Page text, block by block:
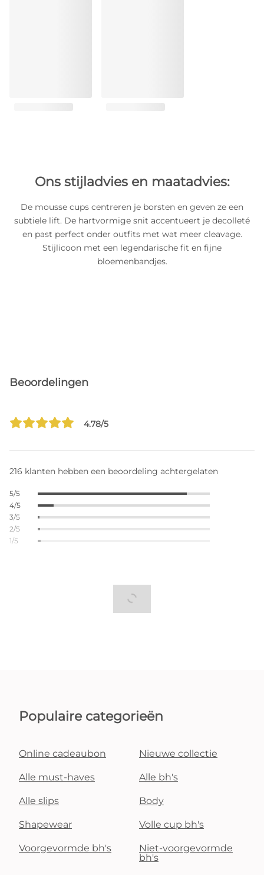
Ons stijladvies en maatadvies:
De mousse cups centreren je borsten en geven ze een
subtiele lift. De hartvormige snit accentueert je decolleté
en past perfect onder outfits met wat meer cleavage.
Stijlicoon met een legendarische fit en fijne
bloemenbandjes.
Beoordelingen
4.78/5
216 klanten hebben een beoordeling achtergelaten
5/5
4/5
3/5
2/5
1/5
Populaire categorieën
Online cadeaubon Nieuwe collectie
Alle must-haves Alle bh's
Alle slips Body
Shapewear Volle cup bh's
Voorgevormde bh's
Niet-voorgevormde
bh's